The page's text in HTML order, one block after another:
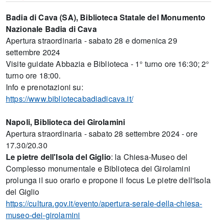
Badia di Cava (SA), Biblioteca Statale del Monumento
Nazionale Badia di Cava
Apertura straordinaria - sabato 28 e domenica 29
settembre 2024
Visite guidate Abbazia e Biblioteca - 1° turno ore 16:30; 2°
turno ore 18:00.
Info e prenotazioni su:
https://www.bibliotecabadiadicava.it/
Napoli, Biblioteca dei Girolamini
Apertura straordinaria - sabato 28 settembre 2024 - ore
17.30/20.30
Le pietre dell'Isola del Giglio: la Chiesa-Museo del
Complesso monumentale e Biblioteca dei Girolamini
prolunga il suo orario e propone il focus Le pietre dell'Isola
del Giglio
https://cultura.gov.it/evento/apertura-serale-della-chiesa-
museo-dei-girolamini